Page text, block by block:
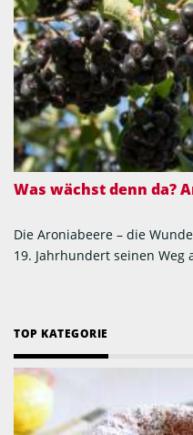
Was wächst denn da?
Die Aroniabeere – die
19. Jahrhundert seinen Weg
TOP KATEGORIE